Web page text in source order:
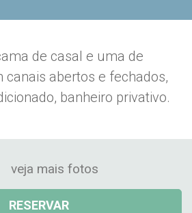
de casal e uma de
canais abertos e fechados,
banheiro privativo.
veja mais fotos
RESERVAR